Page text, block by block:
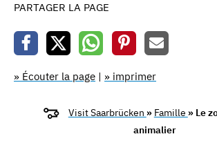
PARTAGER LA PAGE
» Écouter la page | » imprimer
Visit Saarbrücken » Famille » Le
animalier